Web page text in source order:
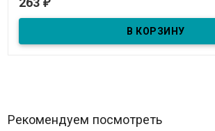
В наличии
Бальзам-спрей "При насморке, гайморите" 10мл
₽
Рекомендуем посмотреть